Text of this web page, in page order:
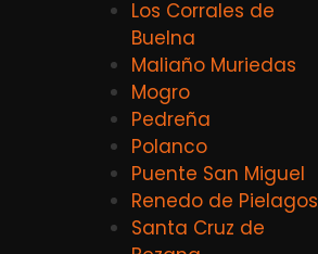
Los Corrales de
Buelna
Maliaño Muriedas
Mogro
Pedreña
Polanco
Puente San Miguel
Renedo de Pielagos
Santa Cruz de